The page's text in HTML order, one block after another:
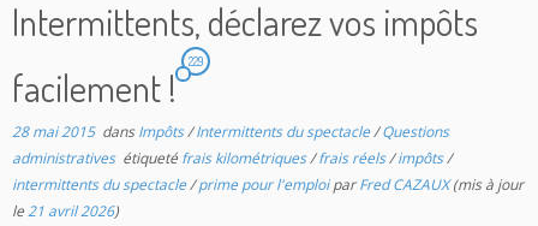
Intermittents, déclarez vos impôts
facilement !
229
28 mai 2015dansImpôts/Intermittents du spectacle/Questions
administratives étiqueté frais kilométriques/frais réels/impôts/
intermittents du spectacle/prime pour l'emploiparFred CAZAUX(mis à jour
le21 avril 2026)